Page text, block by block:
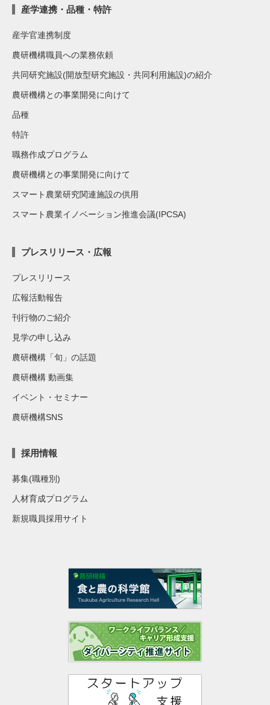
産学連携・品種・特許
産学官連携制度
農研機構職員への業務依頼
共同研究施設(開放型研究施設・共同利用施設)の紹介
農研機構との事業開発に向けて
品種
特許
職務作成プログラム
農研機構との事業開発に向けて
スマート農業研究関連施設の供用
スマート農業イノベーション推進会議(IPCSA)
プレスリリース・広報
プレスリリース
広報活動報告
刊行物のご紹介
見学の申し込み
農研機構「旬」の話題
農研機構 動画集
イベント・セミナー
農研機構SNS
採用情報
募集(職種別)
人材育成プログラム
新規職員採用サイト